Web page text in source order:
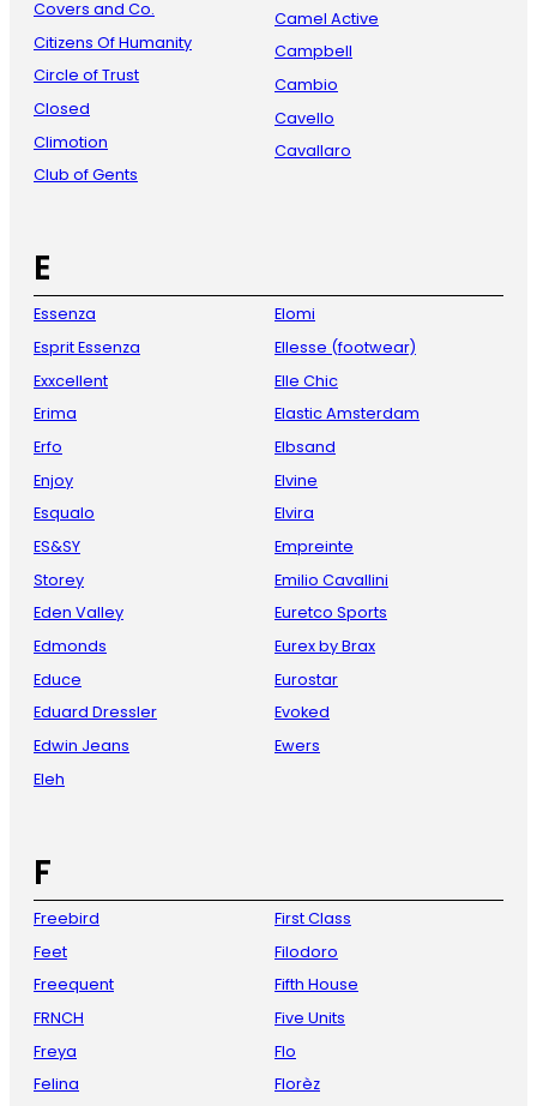
Covers and Co.
Citizens Of Humanity
Circle of Trust
Closed
Climotion
Club of Gents
Camel Active
Campbell
Cambio
Cavello
Cavallaro
E
Essenza
Esprit Essenza
Exxcellent
Erima
Erfo
Enjoy
Esqualo
ES&SY
Storey
Eden Valley
Edmonds
Educe
Eduard Dressler
Edwin Jeans
Eleh
Elomi
Ellesse (footwear)
Elle Chic
Elastic Amsterdam
Elbsand
Elvine
Elvira
Empreinte
Emilio Cavallini
Euretco Sports
Eurex by Brax
Eurostar
Evoked
Ewers
F
Freebird
Feet
Freequent
FRNCH
Freya
Felina
First Class
Filodoro
Fifth House
Five Units
Flo
Florèz